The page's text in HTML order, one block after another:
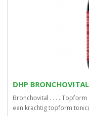
DHP
Bronchovital . . . .
een krachtig topform